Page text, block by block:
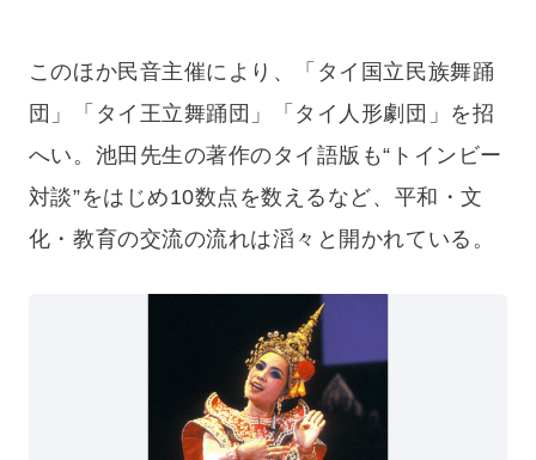
このほか民音主催により、「タイ国立民族舞踊
団」「タイ王立舞踊団」「タイ人形劇団」を招
へい。池田先生の著作のタイ語版も“トインビー
対談”をはじめ10数点を数えるなど、平和・文
化・教育の交流の流れは滔々と開かれている。